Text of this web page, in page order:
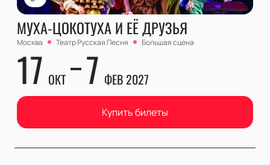
МУХА-ЦОКОТУХА И ЕЁ ДРУЗЬЯ
Москва Театр Русская Песня Большая сцена
17 ОКТ 7 ФЕВ 2027
Купить билеты